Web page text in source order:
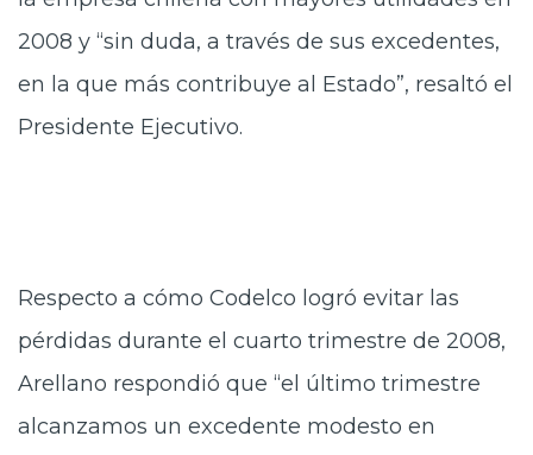
2008 y “sin duda, a través de sus excedentes,
en la que más contribuye al Estado”, resaltó el
Presidente Ejecutivo.
Respecto a cómo Codelco logró evitar las
pérdidas durante el cuarto trimestre de 2008,
Arellano respondió que “el último trimestre
alcanzamos un excedente modesto en